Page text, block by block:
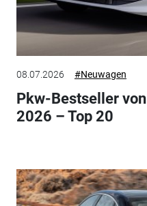
08.07.2026 #Neuwagen
Pkw-Bestseller
2026 – Top 20